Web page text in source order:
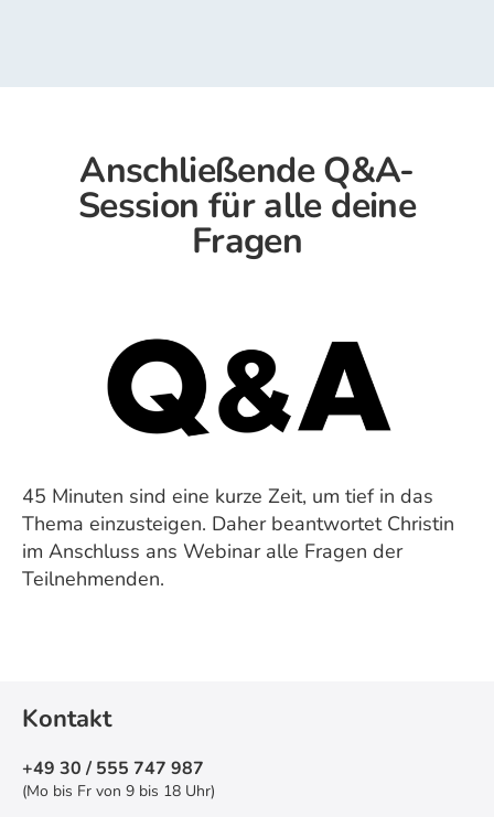
Anschließende Q&A-
Session für alle deine
Fragen
45 Minuten sind eine kurze Zeit, um tief in das
Thema einzusteigen. Daher beantwortet Christin
im Anschluss ans Webinar alle Fragen der
Teilnehmenden.
Kontakt
+49 30 / 555 747 987
(Mo bis Fr von 9 bis 18 Uhr)